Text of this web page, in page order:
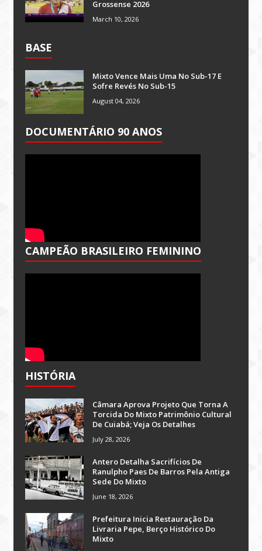
Grossense 2026
March 10, 2026
BASE
Mixto Vence Mais Uma No Sub-17 E
Sofre Revés No Sub-15
August 04, 2026
DOCUMENTÁRIO 90 ANOS
CAMPEÃO BRASILEIRO FEMININO
HISTÓRIA
Câmara Aprova Projeto Que Torna A
Torcida Do Mixto Patrimônio Cultural
De Cuiabá; Veja Os Detalhes
July 28, 2026
Antero Detalha Sacrifícios De
Ranulpho Paes De Barros Pela Antiga
Sede Do Mixto
June 18, 2026
Prefeitura Inicia Restauração Da
Livraria Pepe, Berço Histórico Do
Mixto